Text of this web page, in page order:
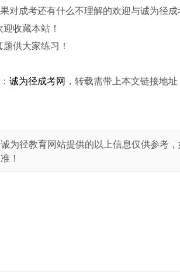
对成考还有什么不理解的欢迎与诚为径成
收藏本站！
供大家练习！
诚为径成考网 ，转载需带上本文链接地址
为径教育网站提供的以上信息仅供参考
！